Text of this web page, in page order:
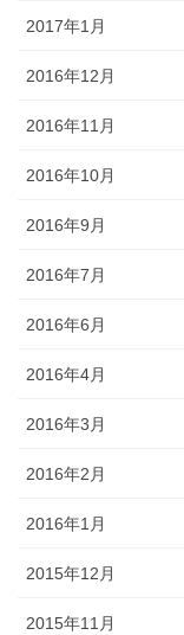
2017年1月
2016年12月
2016年11月
2016年10月
2016年9月
2016年7月
2016年6月
2016年4月
2016年3月
2016年2月
2016年1月
2015年12月
2015年11月